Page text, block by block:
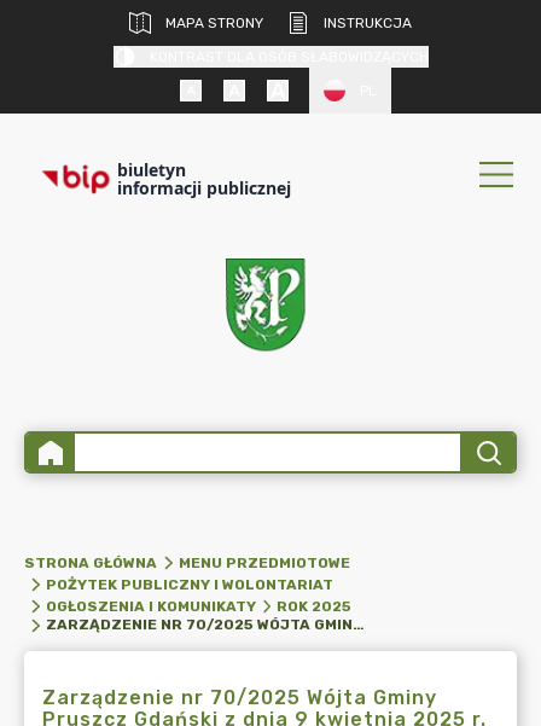
MAPA STRONY
INSTRUKCJA
biuletyn
informacji publicznej
STRONA GŁÓWNA
MENU PRZEDMIOTOWE
POŻYTEK PUBLICZNY I WOLONTARIAT
OGŁOSZENIA I KOMUNIKATY
ROK 2025
ZARZĄDZENIE NR 70/2025 WÓJTA GMINY PRUSZCZ GDAŃSKI Z DNIA 9 KWIETNIA 2025 R. W SPRAWIE POWOŁANIA KOMISJI KONKURSOWEJ OCENIAJĄCEJ OFERTY NA REALIZACJĘ ZADAŃ Z ZAKRESU SPORTU NA TERENIE GMINY PRUSZCZ GDAŃSKI NA ROK 2025
Zarządzenie nr 70/2025 Wójta Gminy
Pruszcz Gdański z dnia 9 kwietnia 2025 r.